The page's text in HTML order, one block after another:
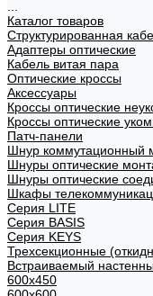
Каталог товаров
Структурированная
Адаптеры оптические
Кабель витая пара
Оптические кроссы
Аксессуары
Кроссы оптические
Кроссы оптические
Патч-панели
Шнур коммутационный
Шнуры оптические
Шнуры оптические
Шкафы
Cерия LITE
Cерия BASIS
Cерия KEYS
Трехсекционные
Встраиваемый
600x450